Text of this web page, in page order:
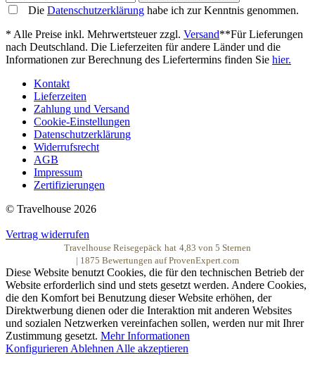
Die Datenschutzerklärung habe ich zur Kenntnis genommen.
* Alle Preise inkl. Mehrwertsteuer zzgl. Versand**Für Lieferungen
nach Deutschland. Die Lieferzeiten für andere Länder und die
Informationen zur Berechnung des Liefertermins finden Sie hier.
Kontakt
Lieferzeiten
Zahlung und Versand
Cookie-Einstellungen
Datenschutzerklärung
Widerrufsrecht
AGB
Impressum
Zertifizierungen
© Travelhouse 2026
Vertrag widerrufen
Travelhouse Reisegepäck hat 4,83 von 5 Sternen
1875 Bewertungen auf ProvenExpert.com
Diese Website benutzt Cookies, die für den technischen Betrieb der
Website erforderlich sind und stets gesetzt werden. Andere Cookies,
die den Komfort bei Benutzung dieser Website erhöhen, der
Direktwerbung dienen oder die Interaktion mit anderen Websites
und sozialen Netzwerken vereinfachen sollen, werden nur mit Ihrer
Zustimmung gesetzt. Mehr Informationen
Konfigurieren Ablehnen Alle akzeptieren